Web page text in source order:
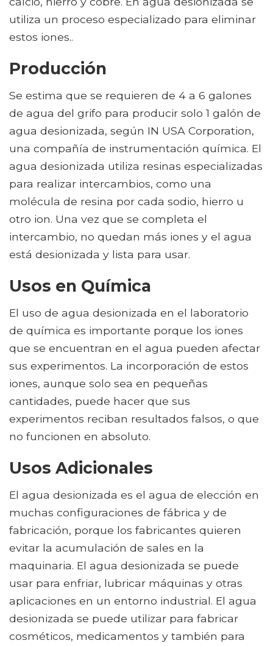
utiliza un proceso especializado para eliminar
estos iones..
Producción
Se estima que se requieren de 4 a 6 galones
de agua del grifo para producir solo 1 galón de
agua desionizada, según IN USA Corporation,
una compañía de instrumentación química. El
agua desionizada utiliza resinas especializadas
para realizar intercambios, como una
molécula de resina por cada sodio, hierro u
otro ion. Una vez que se completa el
intercambio, no quedan más iones y el agua
está desionizada y lista para usar.
Usos en Química
El uso de agua desionizada en el laboratorio
de química es importante porque los iones
que se encuentran en el agua pueden afectar
sus experimentos. La incorporación de estos
iones, aunque solo sea en pequeñas
cantidades, puede hacer que sus
experimentos reciban resultados falsos, o que
no funcionen en absoluto.
Usos Adicionales
El agua desionizada es el agua de elección en
muchas configuraciones de fábrica y de
fabricación, porque los fabricantes quieren
evitar la acumulación de sales en la
maquinaria. El agua desionizada se puede
usar para enfriar, lubricar máquinas y otras
aplicaciones en un entorno industrial. El agua
desionizada se puede utilizar para fabricar
cosméticos, medicamentos y también para